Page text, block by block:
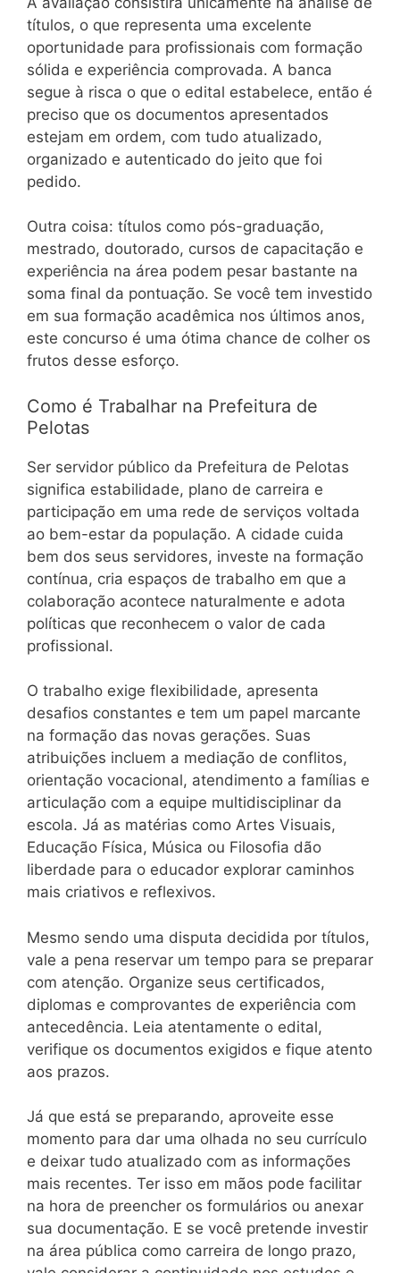
títulos, o que representa uma excelente
oportunidade para profissionais com formação
sólida e experiência comprovada. A banca
segue à risca o que o edital estabelece, então é
preciso que os documentos apresentados
estejam em ordem, com tudo atualizado,
organizado e autenticado do jeito que foi
pedido.
Outra coisa: títulos como pós-graduação,
mestrado, doutorado, cursos de capacitação e
experiência na área podem pesar bastante na
soma final da pontuação. Se você tem investido
em sua formação acadêmica nos últimos anos,
este concurso é uma ótima chance de colher os
frutos desse esforço.
Como é Trabalhar na Prefeitura de
Pelotas
Ser servidor público da Prefeitura de Pelotas
significa estabilidade, plano de carreira e
participação em uma rede de serviços voltada
ao bem-estar da população. A cidade cuida
bem dos seus servidores, investe na formação
contínua, cria espaços de trabalho em que a
colaboração acontece naturalmente e adota
políticas que reconhecem o valor de cada
profissional.
O trabalho exige flexibilidade, apresenta
desafios constantes e tem um papel marcante
na formação das novas gerações. Suas
atribuições incluem a mediação de conflitos,
orientação vocacional, atendimento a famílias e
articulação com a equipe multidisciplinar da
escola. Já as matérias como Artes Visuais,
Educação Física, Música ou Filosofia dão
liberdade para o educador explorar caminhos
mais criativos e reflexivos.
Mesmo sendo uma disputa decidida por títulos,
vale a pena reservar um tempo para se preparar
com atenção. Organize seus certificados,
diplomas e comprovantes de experiência com
antecedência. Leia atentamente o edital,
verifique os documentos exigidos e fique atento
aos prazos.
Já que está se preparando, aproveite esse
momento para dar uma olhada no seu currículo
e deixar tudo atualizado com as informações
mais recentes. Ter isso em mãos pode facilitar
na hora de preencher os formulários ou anexar
sua documentação. E se você pretende investir
na área pública como carreira de longo prazo,